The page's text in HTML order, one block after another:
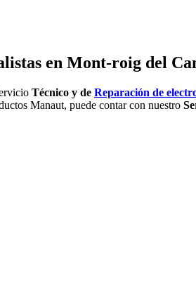
en Mont-roig del
Técnico y de Reparación de
Manaut, puede contar con nuestro